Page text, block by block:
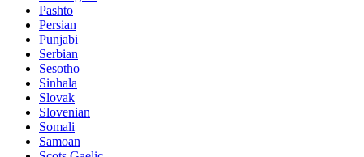
Pashto
Persian
Punjabi
Serbian
Sesotho
Sinhala
Slovak
Slovenian
Somali
Samoan